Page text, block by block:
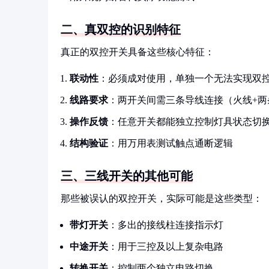
二、真双控的识别特征
真正的双控开关具备这些核心特征：
联动性 ：必须成对使用，单独一个无法实现双
线路要求 ：两开关间需三条导线连接（火线+两
操作反馈 ：任意开关都能独立控制灯具状态切
结构验证 ：用万用表测试触点通断逻辑
三、三线开关的其他可能
那些被误认的双控开关，实际可能是这些类型：
带灯开关 ：多出的接线柱连接指示灯
中途开关 ：用于三控及以上复杂电路